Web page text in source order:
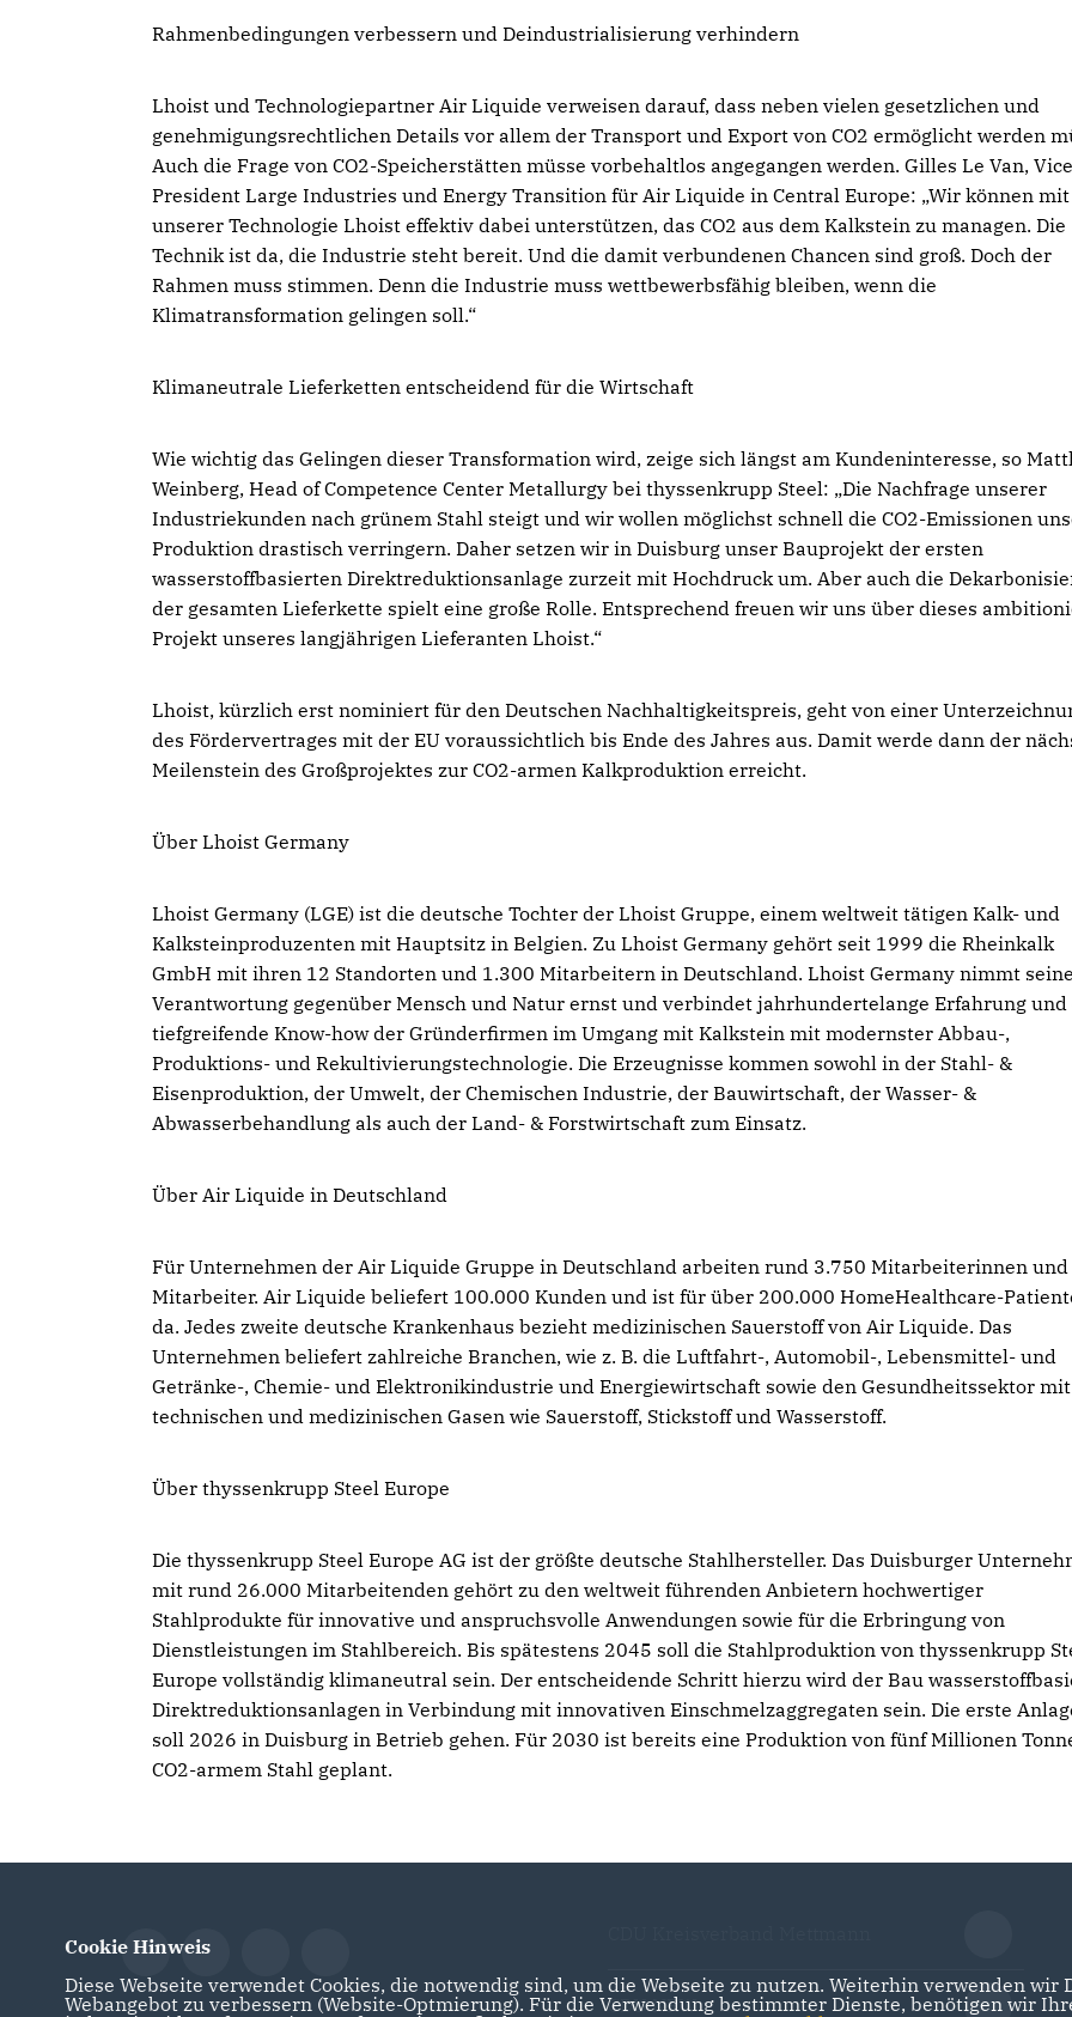
Rahmenbedingungen verbessern und Deindustrialisierung verhindern
Lhoist und Technologiepartner Air Liquide verweisen darauf, dass neben vielen gesetzlichen und
genehmigungsrechtlichen Details vor allem der Transport und Export von CO2 ermöglicht werden
Auch die Frage von CO2-Speicherstätten müsse vorbehaltlos angegangen werden. Gilles Le Van, Vice
President Large Industries und Energy Transition für Air Liquide in Central Europe: „Wir können mit
unserer Technologie Lhoist effektiv dabei unterstützen, das CO2 aus dem Kalkstein zu managen. Die
Technik ist da, die Industrie steht bereit. Und die damit verbundenen Chancen sind groß. Doch der
Rahmen muss stimmen. Denn die Industrie muss wettbewerbsfähig bleiben, wenn die
Klimatransformation gelingen soll.“
Klimaneutrale Lieferketten entscheidend für die Wirtschaft
Wie wichtig das Gelingen dieser Transformation wird, zeige sich längst am Kundeninteresse, so
Weinberg, Head of Competence Center Metallurgy bei thyssenkrupp Steel: „Die Nachfrage unserer
Industriekunden nach grünem Stahl steigt und wir wollen möglichst schnell die CO2-Emissionen
Produktion drastisch verringern. Daher setzen wir in Duisburg unser Bauprojekt der ersten
wasserstoffbasierten Direktreduktionsanlage zurzeit mit Hochdruck um. Aber auch die
der gesamten Lieferkette spielt eine große Rolle. Entsprechend freuen wir uns über dieses
Projekt unseres langjährigen Lieferanten Lhoist.“
Lhoist, kürzlich erst nominiert für den Deutschen Nachhaltigkeitspreis, geht von einer
des Fördervertrages mit der EU voraussichtlich bis Ende des Jahres aus. Damit werde dann der
Meilenstein des Großprojektes zur CO2-armen Kalkproduktion erreicht.
Über Lhoist Germany
Lhoist Germany (LGE) ist die deutsche Tochter der Lhoist Gruppe, einem weltweit tätigen Kalk- und
Kalksteinproduzenten mit Hauptsitz in Belgien. Zu Lhoist Germany gehört seit 1999 die Rheinkalk
GmbH mit ihren 12 Standorten und 1.300 Mitarbeitern in Deutschland. Lhoist Germany nimmt seine
Verantwortung gegenüber Mensch und Natur ernst und verbindet jahrhundertelange Erfahrung und
tiefgreifende Know-how der Gründerfirmen im Umgang mit Kalkstein mit modernster Abbau-,
Produktions- und Rekultivierungstechnologie. Die Erzeugnisse kommen sowohl in der Stahl- &
Eisenproduktion, der Umwelt, der Chemischen Industrie, der Bauwirtschaft, der Wasser- &
Abwasserbehandlung als auch der Land- & Forstwirtschaft zum Einsatz.
Über Air Liquide in Deutschland
Für Unternehmen der Air Liquide Gruppe in Deutschland arbeiten rund 3.750 Mitarbeiterinnen und
Mitarbeiter. Air Liquide beliefert 100.000 Kunden und ist für über 200.000 HomeHealthcare-
da. Jedes zweite deutsche Krankenhaus bezieht medizinischen Sauerstoff von Air Liquide. Das
Unternehmen beliefert zahlreiche Branchen, wie z. B. die Luftfahrt-, Automobil-, Lebensmittel- und
Getränke-, Chemie- und Elektronikindustrie und Energiewirtschaft sowie den Gesundheitssektor mit
technischen und medizinischen Gasen wie Sauerstoff, Stickstoff und Wasserstoff.
Über thyssenkrupp Steel Europe
Die thyssenkrupp Steel Europe AG ist der größte deutsche Stahlhersteller. Das Duisburger
mit rund 26.000 Mitarbeitenden gehört zu den weltweit führenden Anbietern hochwertiger
Stahlprodukte für innovative und anspruchsvolle Anwendungen sowie für die Erbringung von
Dienstleistungen im Stahlbereich. Bis spätestens 2045 soll die Stahlproduktion von thyssenkrupp
Europe vollständig klimaneutral sein. Der entscheidende Schritt hierzu wird der Bau
Direktreduktionsanlagen in Verbindung mit innovativen Einschmelzaggregaten sein. Die erste
soll 2026 in Duisburg in Betrieb gehen. Für 2030 ist bereits eine Produktion von fünf Millionen
CO2-armem Stahl geplant.
CDU NRW
Cookie Hinweis
Diese Webseite verwendet Cookies, die notwendig sind, um die Webseite zu nutzen. Weiterhin verwenden
Webangebot zu verbessern (Website-Optmierung). Für die Verwendung bestimmter Dienste, benötigen wir